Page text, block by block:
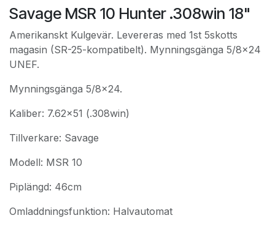
Savage MSR 10 Hunter .308win 18"
Amerikanskt Kulgevär. Levereras med 1st 5skotts
magasin (SR-25-kompatibelt). Mynningsgänga 5/8x24
UNEF.
Mynningsgänga 5/8x24.
Kaliber: 7.62x51 (.308win)
Tillverkare: Savage
Modell: MSR 10
Piplängd: 46cm
Omladdningsfunktion: Halvautomat